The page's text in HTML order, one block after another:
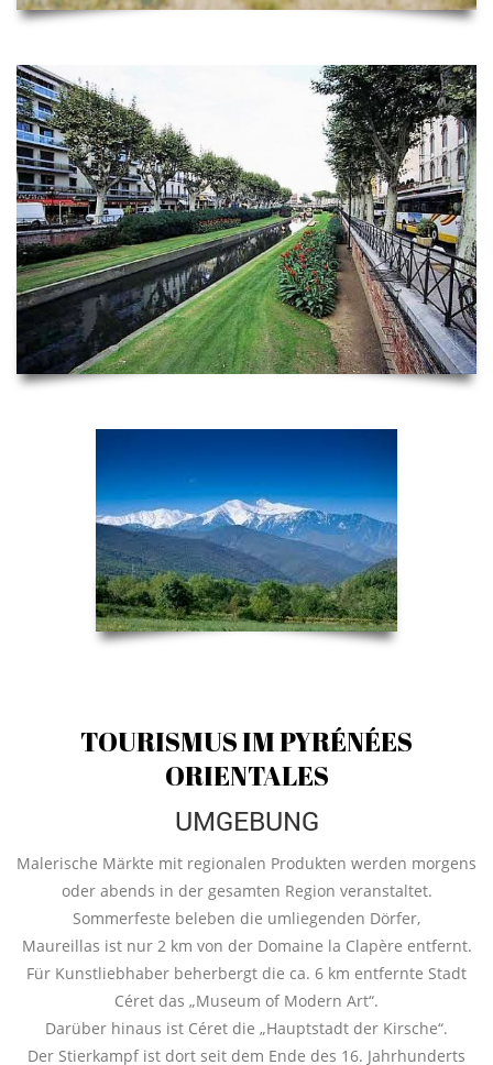
TOURISMUS IM PYRÉNÉES
ORIENTALES
UMGEBUNG
Malerische Märkte mit regionalen Produkten werden morgens
oder abends in der gesamten Region veranstaltet.
Sommerfeste beleben die umliegenden Dörfer,
Maureillas ist nur 2 km von der Domaine la Clapère entfernt.
Für Kunstliebhaber beherbergt die ca. 6 km entfernte Stadt
Céret das „Museum of Modern Art“.
Darüber hinaus ist Céret die „Hauptstadt der Kirsche“.
Der Stierkampf ist dort seit dem Ende des 16. Jahrhunderts